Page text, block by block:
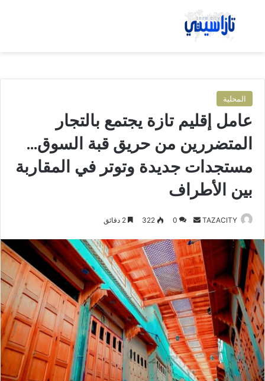
بحث عن
المحلية
عامل إقليم تازة يجتمع بالتجار
المتضررين من حريق قبة السوق…
مستجدات جديدة وتوتر في المقاربة
بين الأطراف
TAZACITY
س
ل
ب
ر
ي
د
ا
إ
ل
ك
0
322